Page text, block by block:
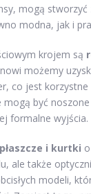
mogą
modna, jak i
krojem są
możemy
co jest korzystne
być
formalne wyjścia.
płaszcze i kurtki
ale także
modeli,